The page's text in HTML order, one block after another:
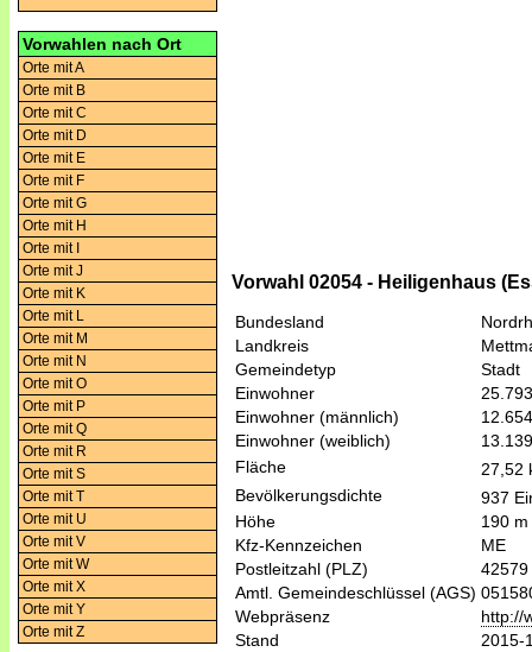
Vorwahlen nach Ort
Orte mit A
Orte mit B
Orte mit C
Orte mit D
Orte mit E
Orte mit F
Orte mit G
Orte mit H
Orte mit I
Orte mit J
Orte mit K
Orte mit L
Orte mit M
Orte mit N
Orte mit O
Orte mit P
Orte mit Q
Orte mit R
Orte mit S
Orte mit T
Orte mit U
Orte mit V
Orte mit W
Orte mit X
Orte mit Y
Orte mit Z
Vorwahl 02054 - Heiligenhaus
Bundesland
Landkreis
Gemeindetyp
Stadt
Einwohner
25.793
Einwohner (männlich)
12.654
Einwohner (weiblich)
13.139
Fläche
27,52
Bevölkerungsdichte
937
Höhe
190
Kfz-Kennzeichen
ME
Postleitzahl (PLZ)
42579
Amtl. Gemeindeschlüssel (AGS)
Webpräsenz
http://
Stand
2015-